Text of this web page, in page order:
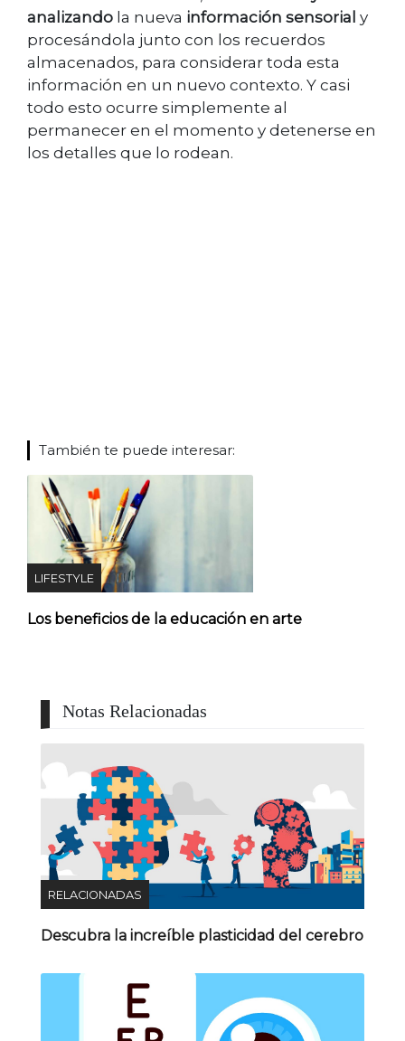
analizando la nueva información sensorial y
procesándola junto con los recuerdos
almacenados, para considerar toda esta
información en un nuevo contexto. Y casi
todo esto ocurre simplemente al
permanecer en el momento y detenerse en
los detalles que lo rodean.
También te puede interesar:
LIFESTYLE
Los beneficios de la educación en arte
Notas Relacionadas
RELACIONADAS
Descubra la increíble plasticidad del cerebro